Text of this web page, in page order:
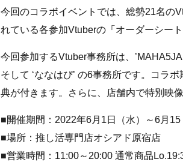
今回のコラボイベントでは、総勢21名の
れている各参加Vtuberの「オーダーシー
今回参加するVtuber事務所は、
そして ‘ななはぴ’ の6事務所です。コラ
典が付きます。さらに、店舗内で特別映
■開催期間：2022年6月1日（水）～6月15
■場所：推し活専門店オシアド原宿店
■営業時間：11:00～20:00 通常商品